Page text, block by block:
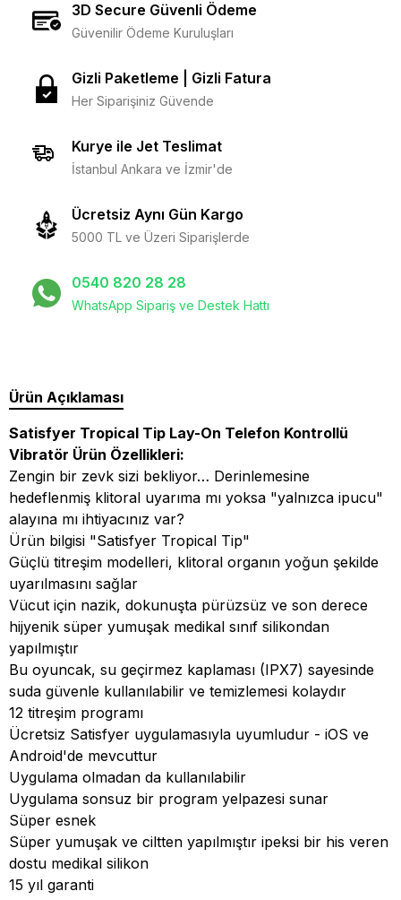
3D Secure Güvenli Ödeme
Güvenilir Ödeme Kuruluşları
Gizli Paketleme | Gizli Fatura
Her Siparişiniz Güvende
Kurye ile Jet Teslimat
İstanbul Ankara ve İzmir'de
Ücretsiz Aynı Gün Kargo
5000 TL ve Üzeri Siparişlerde
0540 820 28 28
WhatsApp Sipariş ve Destek Hattı
Ürün Açıklaması
Satisfyer Tropical Tip Lay-On Telefon Kontrollü
Vibratör Ürün Özellikleri:
Zengin bir zevk sizi bekliyor… Derinlemesine
hedeflenmiş klitoral uyarıma mı yoksa "yalnızca ipucu"
alayına mı ihtiyacınız var?
Ürün bilgisi "Satisfyer Tropical Tip"
Güçlü titreşim modelleri, klitoral organın yoğun şekilde
uyarılmasını sağlar
Vücut için nazik, dokunuşta pürüzsüz ve son derece
hijyenik süper yumuşak medikal sınıf silikondan
yapılmıştır
Bu oyuncak, su geçirmez kaplaması (IPX7) sayesinde
suda güvenle kullanılabilir ve temizlemesi kolaydır
12 titreşim programı
Ücretsiz Satisfyer uygulamasıyla uyumludur - iOS ve
Android'de mevcuttur
Uygulama olmadan da kullanılabilir
Uygulama sonsuz bir program yelpazesi sunar
Süper esnek
Süper yumuşak ve ciltten yapılmıştır ipeksi bir his veren
dostu medikal silikon
15 yıl garanti